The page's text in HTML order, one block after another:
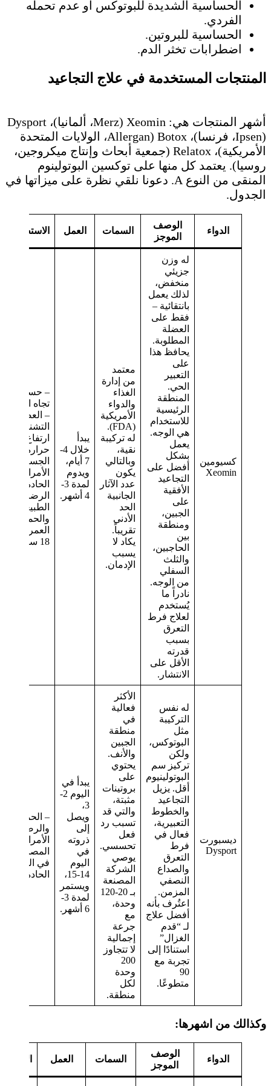
الحساسية الشديدة للبوتوكس أو عدم تحمله
الفردي.
الحساسية للبروتين.
اضطرابات تخثر الدم.
المنتجات المستخدمة في علاج التجاعيد
أشهر المنتجات هي: Xeomin (Merz، ألمانيا)، Dysport
(Ipsen، فرنسا)، Botox (Allergan، الولايات المتحدة
الأمريكية)، Relatox (جمعية أبحاث وإنتاج ميكروجين،
روسيا). يعتمد كل منها على توكسين البوتولينوم
المنقى من النوع A. دعونا نلقي نظرة على ميزاتها في
الجدول.
الدواء
الوصف
الموجز
السمات العمل الاستطبابات
كسيومين
Xeomin
له وزن
جزيئي
منخفض،
لذلك يعمل
بانتقائية –
فقط على
العضلة
المطلوبة.
يحافظ هذا
على
التعبير
الحي.
المنطقة
الرئيسية
للاستخدام
هي الوجه.
يعمل
بشكل
أفضل على
التجاعيد
الأفقية
على
الجبين،
ومنطقة
بين
الحاجبين،
والثلث
السفلي
من الوجه.
نادراً ما
يُستخدم
لعلاج فرط
التعرق
بسبب
قدرته
الأقل على
الانتشار.
معتمد
من إدارة
الغذاء
والدواء
الأمريكية
(FDA).
له تركيبة
نقية،
وبالتالي
يكون
عدد الآثار
الجانبية
الحد
الأدنى
تقريباً.
يكاد لا
يسبب
الإدمان.
يبدأ
خلال 4-
7 أيام،
ويدوم
لمدة 3-
4 أشهر.
– حساسية
تجاه الدواء
– العضلات
التشنجية –
ارتفاع درجة
حرارة
الجسم –
الأمراض
الحادة –
الرضاعة
الطبيعية
والحمل –
العمر دون
18 سنة
ديسبورت
Dysport
له نفس
التركيبة
مثل
البوتوكس،
ولكن
تركيز سم
البوتولينيوم
أقل. يزيل
التجاعيد
والخطوط
التعبيرية،
فعال في
فرط
التعرق
والصداع
النصفي
المزمن.
اعتُرف بأنه
أفضل علاج
لـ “قدم
الغزال”
استنادًا إلى
تجربة مع
90
متطوعًا.
الأكثر
فعالية
في
منطقة
الجبين
والأنف.
يحتوي
على
بروتينات
مثبتة،
والتي قد
تسبب رد
فعل
تحسسي.
يوصي
الشركة
المصنعة
بـ 20-120
وحدة،
مع
جرعة
إجمالية
لا تتجاوز
200
وحدة
لكل
منطقة.
يبدأ في
اليوم 2-
3،
ويصل
إلى
ذروته
في
اليوم
14-15،
ويستمر
لمدة 3-
6 أشهر.
– الحمل
والرضاعة –
الأمراض
المصاحبة
في المرحلة
الحادة
وكذالك من اشهرها:
الدواء
الوصف
الموجز
السمات العمل